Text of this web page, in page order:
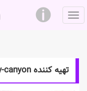
تهیه کننده pony-canyon